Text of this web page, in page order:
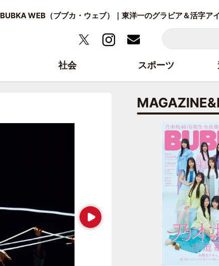
BUBKA WEB（ブブカ・ウェブ）｜東洋一のグラビア＆活字ア
Next
社会 スポーツ